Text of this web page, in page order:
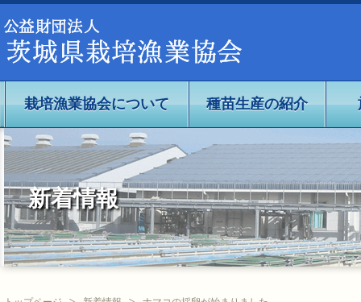
公益社団法人茨城県栽培漁業協会
栽培漁業協会について 種苗生産の紹介
新着情報